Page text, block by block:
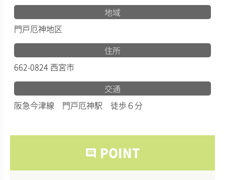
地域
門戸厄神地区
住所
662-0824 西宮市
交通
阪急今津線 門戸厄神駅 徒歩６分
comment POINT